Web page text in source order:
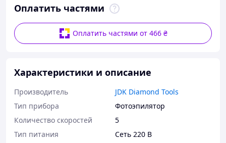
Оплатить частями
Оплатить частями от 466 ₴
Характеристики и описание
Производитель
JDK Diamond Tools
Тип прибора
Фотоэпилятор
Количество скоростей
5
Тип питания
Сеть 220 В